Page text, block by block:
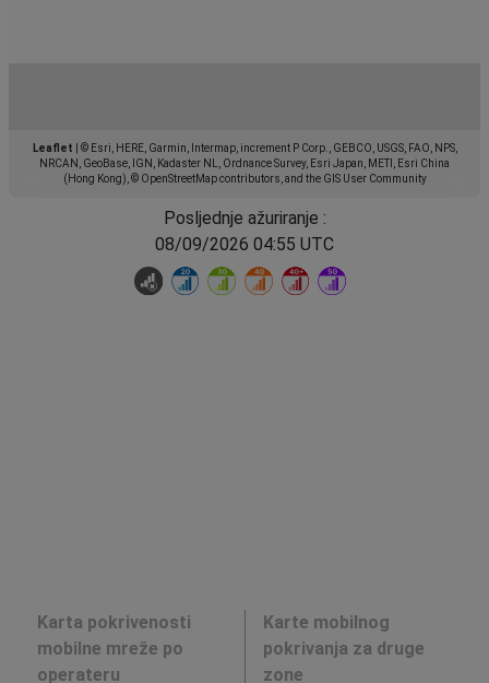
Leaflet
© Esri, HERE, Garmin, Intermap, increment P Corp., GEBCO, USGS, FAO, NPS,
NRCAN, GeoBase, IGN, Kadaster NL, Ordnance Survey, Esri Japan, METI, Esri China
(Hong Kong), © OpenStreetMap contributors, and the GIS User Community
Posljednje ažuriranje :
08/09/2026 04:55 UTC
Karta pokrivenosti
mobilne mreže po
operateru
Karte mobilnog
pokrivanja za druge
zone